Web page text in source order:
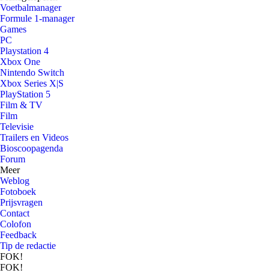
Voetbalmanager
Formule 1-manager
Games
PC
Playstation 4
Xbox One
Nintendo Switch
Xbox Series X|S
PlayStation 5
Film & TV
Film
Televisie
Trailers en Videos
Bioscoopagenda
Forum
Meer
Weblog
Fotoboek
Prijsvragen
Contact
Colofon
Feedback
Tip de redactie
FOK!
FOK!